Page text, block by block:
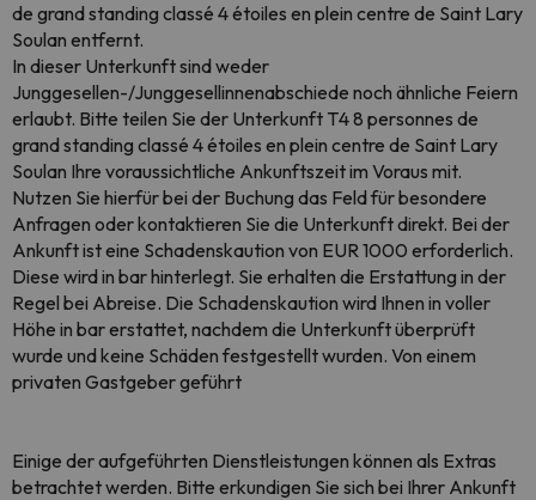
de grand standing classé 4 étoiles en plein centre de Saint Lary
Soulan entfernt.
In dieser Unterkunft sind weder
Junggesellen-/Junggesellinnenabschiede noch ähnliche Feiern
erlaubt. Bitte teilen Sie der Unterkunft T4 8 personnes de
grand standing classé 4 étoiles en plein centre de Saint Lary
Soulan Ihre voraussichtliche Ankunftszeit im Voraus mit.
Nutzen Sie hierfür bei der Buchung das Feld für besondere
Anfragen oder kontaktieren Sie die Unterkunft direkt. Bei der
Ankunft ist eine Schadenskaution von EUR 1000 erforderlich.
Diese wird in bar hinterlegt. Sie erhalten die Erstattung in der
Regel bei Abreise. Die Schadenskaution wird Ihnen in voller
Höhe in bar erstattet, nachdem die Unterkunft überprüft
wurde und keine Schäden festgestellt wurden. Von einem
privaten Gastgeber geführt
Einige der aufgeführten Dienstleistungen können als Extras
betrachtet werden. Bitte erkundigen Sie sich bei Ihrer Ankunft